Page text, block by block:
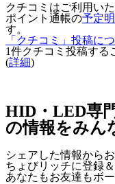
クチコミはご利用い
ポイント通帳の予定
す。
「クチコミ」投稿に
1件クチコミ投稿する
(詳細)
HID・LED専
の情報をみん
シェアした情報から
ちょびリッチに登録
あなたもお友達もボ